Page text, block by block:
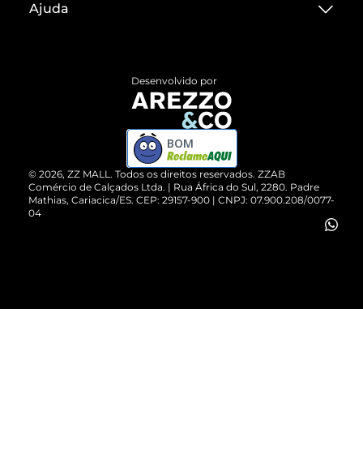
Termos de Uso
ZZ MALL é confiável
Cartão Presente
Vendas Corporativas
Ajuda
Devolução do Produto
Compre pelo WhatsApp
© 2026, ZZ MALL. Todos os direitos reservados. ZZAB
Comércio de Calçados Ltda. | Rua África do Sul, 2280. Padre
Mathias, Cariacica/ES. CEP: 29157-900 | CNPJ: 07.900.208/0077-
04
Desenvolvido por
BOM